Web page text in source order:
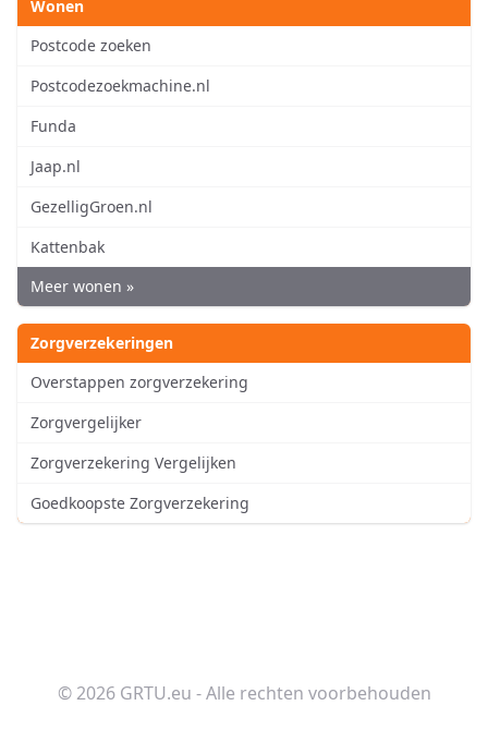
Wonen
Postcode zoeken
Postcodezoekmachine.nl
Funda
Jaap.nl
GezelligGroen.nl
Kattenbak
Meer wonen »
Zorgverzekeringen
Overstappen zorgverzekering
Zorgvergelijker
Zorgverzekering Vergelijken
Goedkoopste Zorgverzekering
© 2026 GRTU.eu - Alle rechten voorbehouden